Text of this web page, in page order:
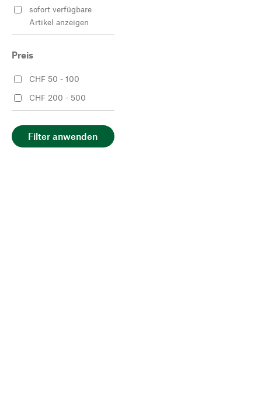
sofort verfügbare
Artikel anzeigen
Preis
CHF 50 - 100
CHF 200 - 500
Filter anwenden